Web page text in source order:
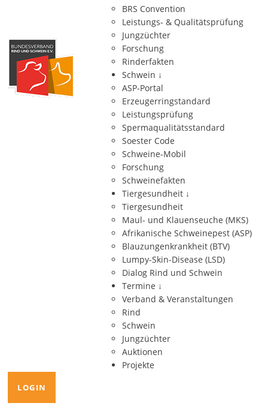
BRS Convention
Leistungs- & Qualitätsprüfung
Jungzüchter
Forschung
Rinderfakten
Schwein ↓
ASP-Portal
Erzeugerringstandard
Leistungsprüfung
Spermaqualitätsstandard
Soester Code
Schweine-Mobil
Forschung
Schweinefakten
Tiergesundheit ↓
Tiergesundheit
Maul- und Klauenseuche (MKS)
Afrikanische Schweinepest (ASP)
Blauzungenkrankheit (BTV)
Lumpy-Skin-Disease (LSD)
Dialog Rind und Schwein
Termine ↓
Verband & Veranstaltungen
Rind
Schwein
Jungzüchter
Auktionen
Projekte
LOGIN